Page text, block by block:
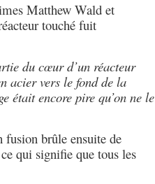
Matthew Wald et
touché fuit
du cœur d’un réacteur
acier vers le fond de la
était encore pire qu’on ne le
brûle ensuite de
qui signifie que tous les